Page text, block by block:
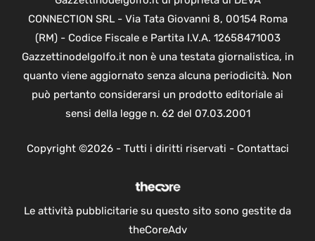
CONNECTION SRL - Via Tata Giovanni 8, 00154 Roma
(RM) - Codice Fiscale e Partita I.V.A. 12658471003
Gazzettinodelgolfo.it non è una testata giornalistica, in
quanto viene aggiornato senza alcuna periodicità. Non
può pertanto considerarsi un prodotto editoriale ai
sensi della legge n. 62 del 07.03.2001
Copyright ©2026 - Tutti i diritti riservati - Contattaci
Le attività pubblicitarie su questo sito sono gestite da
theCoreAdv